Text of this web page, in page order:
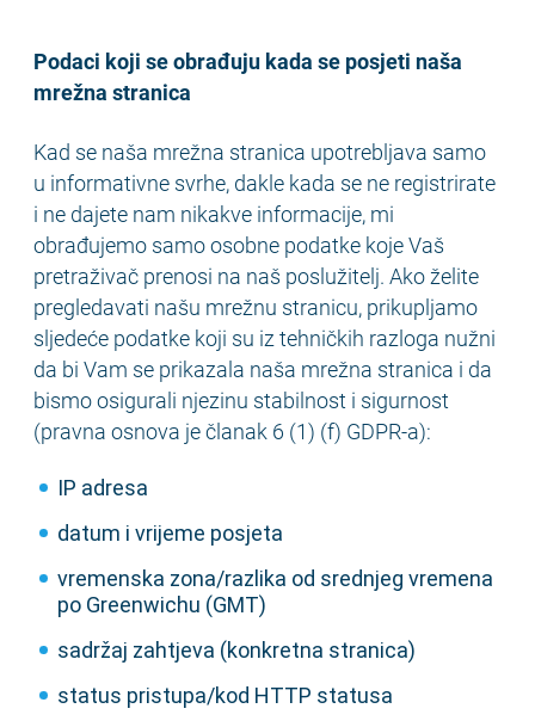
Podaci koji se obrađuju kada se posjeti naša
mrežna stranica
Kad se naša mrežna stranica upotrebljava samo
u informativne svrhe, dakle kada se ne registrirate
i ne dajete nam nikakve informacije, mi
obrađujemo samo osobne podatke koje Vaš
pretraživač prenosi na naš poslužitelj. Ako želite
pregledavati našu mrežnu stranicu, prikupljamo
sljedeće podatke koji su iz tehničkih razloga nužni
da bi Vam se prikazala naša mrežna stranica i da
bismo osigurali njezinu stabilnost i sigurnost
(pravna osnova je članak 6 (1) (f) GDPR-a):
IP adresa
datum i vrijeme posjeta
vremenska zona/razlika od srednjeg vremena
po Greenwichu (GMT)
sadržaj zahtjeva (konkretna stranica)
status pristupa/kod HTTP statusa